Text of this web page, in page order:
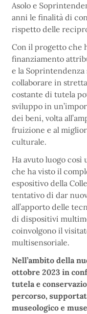
Asolo e
anni le finalità di
rispetto delle
Con il progetto che
finanziamento
e la
collaborare in
costante di tutela
sviluppo in
dei beni, volta
fruizione e al
culturale.
Ha avuto luogo
che ha visto il
espositivo della
tentativo di dar
all’apporto delle
di dispositivi
coinvolgono il
multisensoriale.
Nell’ambito della
ottobre 2023 in
tutela e
percorso,
museologico e